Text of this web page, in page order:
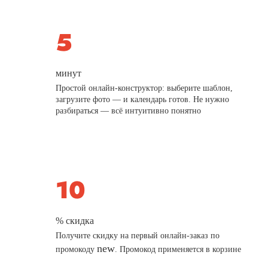
минут
Простой онлайн-конструктор: выберите шаблон,
загрузите фото — и календарь готов. Не нужно
разбираться — всё интуитивно понятно
% скидка
Получите скидку на первый онлайн-заказ по
промокодуnew. Промокод применяется в корзине